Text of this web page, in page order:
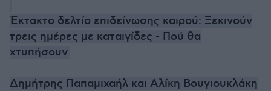
Έκτακτο δελτίο επιδείνωσης καιρού: Ξεκινούν
τρεις ημέρες με καταιγίδες - Πού θα
χτυπήσουν
Δημήτρης Παπαμιχαήλ και Αλίκη Βουγιουκλάκη